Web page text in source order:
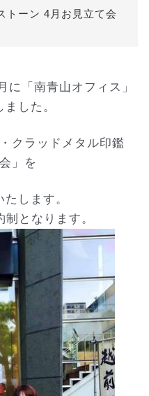
トーン 4月お見立て会
に「南青山オフィス」
した。
・クラッドメタル印鑑
」を
します。
となります。